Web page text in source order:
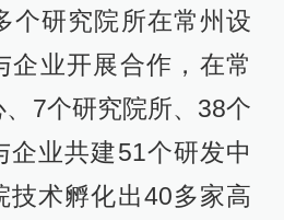
个研究院所在常州设
企业开展合作，在常
7个研究院所、38个
企业共建51个研发中
技术孵化出40多家高